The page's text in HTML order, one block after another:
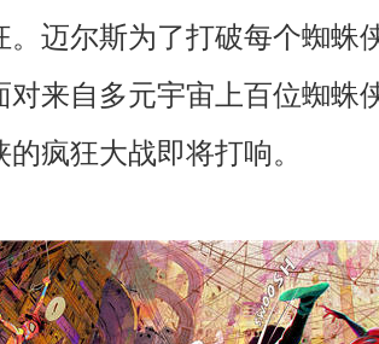
。迈尔斯为了打破每个蜘蛛
对来自多元宇宙上百位蜘蛛
疯狂大战即将打响。